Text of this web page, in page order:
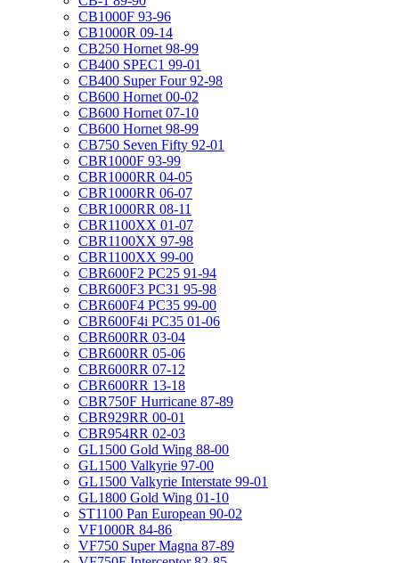
CB1000F 93-96
CB1000R 09-14
CB250 Hornet 98-99
CB400 SPEC1 99-01
CB400 Super Four 92-98
CB600 Hornet 00-02
CB600 Hornet 07-10
CB600 Hornet 98-99
CB750 Seven Fifty 92-01
CBR1000F 93-99
CBR1000RR 04-05
CBR1000RR 06-07
CBR1000RR 08-11
CBR1100XX 01-07
CBR1100XX 97-98
CBR1100XX 99-00
CBR600F2 PC25 91-94
CBR600F3 PC31 95-98
CBR600F4 PC35 99-00
CBR600F4i PC35 01-06
CBR600RR 03-04
CBR600RR 05-06
CBR600RR 07-12
CBR600RR 13-18
CBR750F Hurricane 87-89
CBR929RR 00-01
CBR954RR 02-03
GL1500 Gold Wing 88-00
GL1500 Valkyrie 97-00
GL1500 Valkyrie Interstate 99-01
GL1800 Gold Wing 01-10
ST1100 Pan European 90-02
VF1000R 84-86
VF750 Super Magna 87-89